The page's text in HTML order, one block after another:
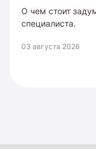
О чем стоит
специалиста.
03 августа 2026